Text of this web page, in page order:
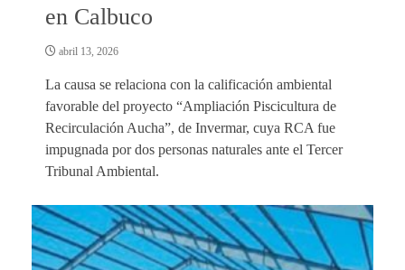
en Calbuco
abril 13, 2026
La causa se relaciona con la calificación ambiental
favorable del proyecto “Ampliación Piscicultura de
Recirculación Aucha”, de Invermar, cuya RCA fue
impugnada por dos personas naturales ante el Tercer
Tribunal Ambiental.